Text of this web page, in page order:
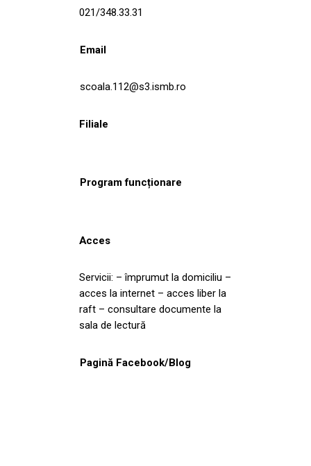
021/348.33.31
Email
scoala.112@s3.ismb.ro
Filiale
Program funcționare
Acces
Servicii: – împrumut la domiciliu –
acces la internet – acces liber la
raft – consultare documente la
sala de lectură
Pagină Facebook/Blog